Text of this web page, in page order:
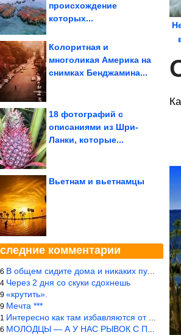
происхождение
которых...
Колоритная и
многоликая Америка на
снимках Бенджамина...
18 фотографий с
описаниями из Шри-
Ланки, которые...
Вьетнам и вьетнамцы
комментарии
В общем сидите дома и никаких путешествий А самая грязная в от
Через 2 дня со скуки сдохнешь
«крутить».
Мечта ***
Интересно как там избавляются от физиологических и прочих отходо
МОЛОДЦЫ — А У НАС РЫВОК С ПРОРЫВОМ В ТРУБУ